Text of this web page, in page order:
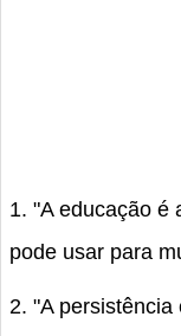
1. "A educação é
pode usar para
2. "A